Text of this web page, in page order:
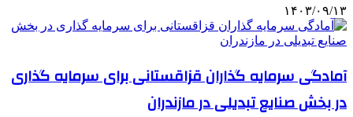
۱۴۰۳/۰۹/۱۳
آمادگی سرمایه گذاران قزاقستانی برای سرمایه گذاری
در بخش صنایع تبدیلی در مازندران